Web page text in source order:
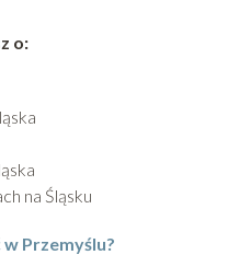
o:
na Śląsku
Przemyślu?